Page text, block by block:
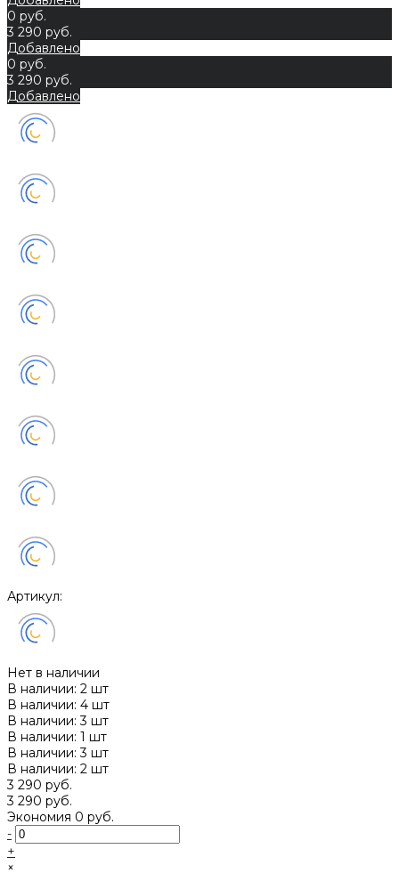
0 руб.
3 290 руб.
Добавлено
0 руб.
3 290 руб.
Добавлено
Артикул:
Нет в наличии
В наличии: 2 шт
В наличии: 4 шт
В наличии: 3 шт
В наличии: 1 шт
В наличии: 3 шт
В наличии: 2 шт
3 290 руб.
3 290 руб.
Экономия 0 руб.
-
+
×